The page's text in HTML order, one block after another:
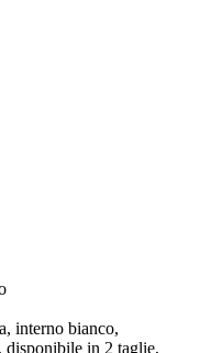
interno bianco,
disponibile in 2 taglie,